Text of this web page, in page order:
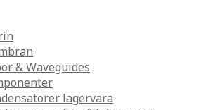
& Waveguides
lagervara